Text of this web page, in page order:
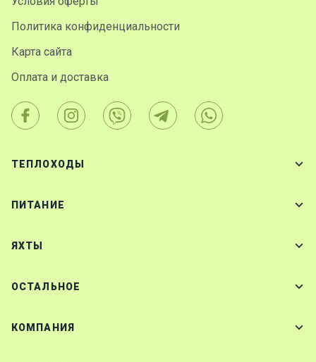
Политика конфиденциальности
Карта сайта
Оплата и доставка
ТЕПЛОХОДЫ
ПИТАНИЕ
ЯХТЫ
ОСТАЛЬНОЕ
КОМПАНИЯ